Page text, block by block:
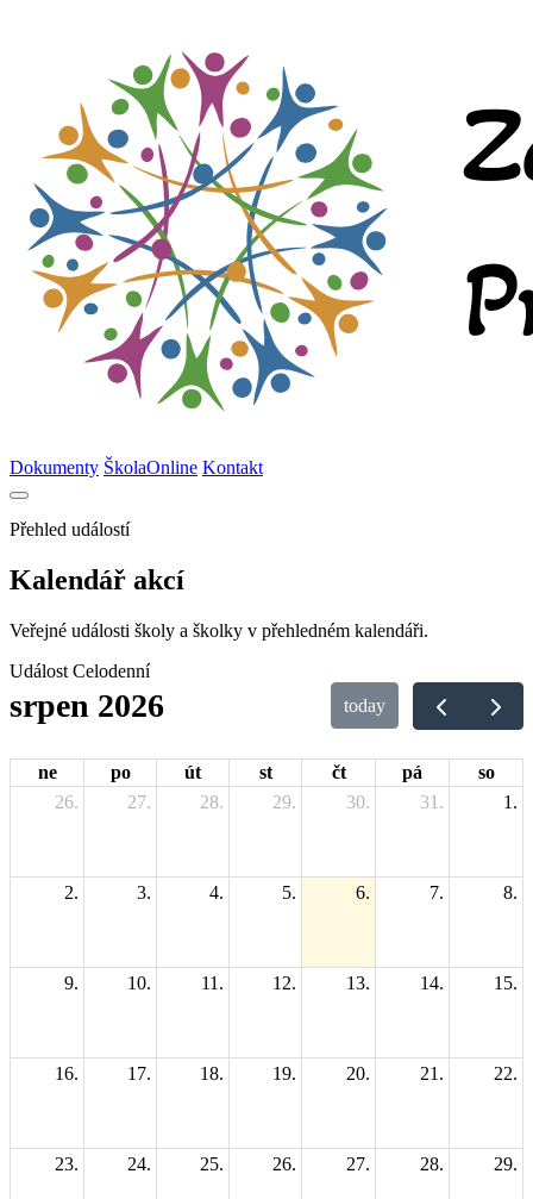
Dokumenty ŠkolaOnline Kontakt
Přehled událostí
Kalendář akcí
Veřejné události školy a školky v přehledném kalendáři.
Událost Celodenní
srpen 2026 today
ne po út st čt pá
so
26.
27. 28. 29. 30. 31. 1.
2. 3. 4. 5. 6. 7. 8.
9. 10. 11. 12. 13. 14. 15.
16. 17. 18. 19. 20. 21. 22.
23. 24. 25. 26. 27. 28. 29.